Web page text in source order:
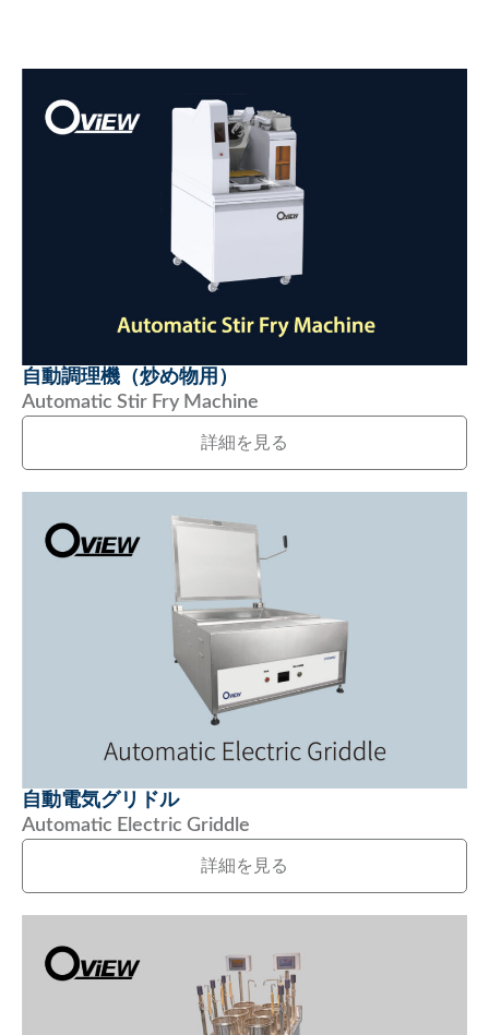
自動調理機（炒め物用）
Automatic Stir Fry Machine
詳細を見る
自動電気グリドル
Automatic Electric Griddle
詳細を見る